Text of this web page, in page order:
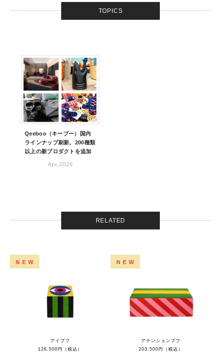
TOPICS
Qeeboo（キーブー）国内
ラインナップ刷新。200種類
以上の新プロダクトを追加
Apr,2026
RELATED
NEW
アイプフ
126,500円（税込）
NEW
アテンションプフ
203,500円（税込）